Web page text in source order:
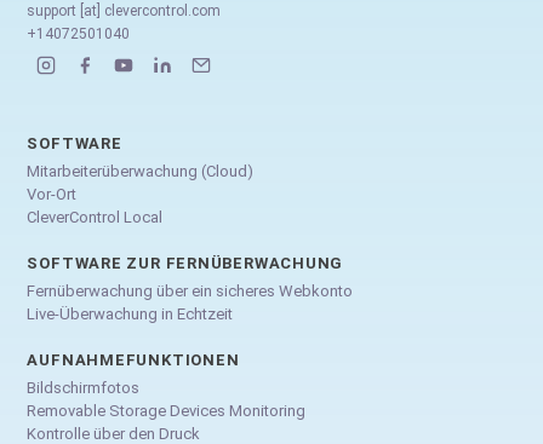
support [at] clevercontrol.com
+14072501040
SOFTWARE
Mitarbeiterüberwachung (Cloud)
Vor-Ort
CleverControl Local
SOFTWARE ZUR FERNÜBERWACHUNG
Fernüberwachung über ein sicheres Webkonto
Live-Überwachung in Echtzeit
AUFNAHMEFUNKTIONEN
Bildschirmfotos
Removable Storage Devices Monitoring
Kontrolle über den Druck